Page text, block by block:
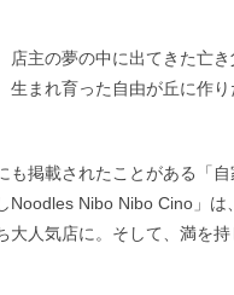
主の夢の中に出てきた亡
まれ育った自由が丘に作
掲載されたことがある「
Nibo Nibo Cino」
人気店に。そして、満を